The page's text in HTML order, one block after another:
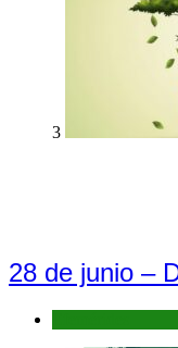
3
28 de junio –